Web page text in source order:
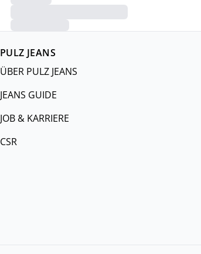
PULZ JEANS
ÜBER PULZ JEANS
JEANS GUIDE
JOB & KARRIERE
CSR